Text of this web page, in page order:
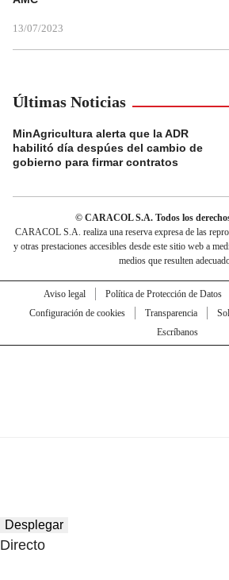
13/07/2023
Últimas Noticias
MinAgricultura alerta que la ADR
habilitó día despúes del cambio de
gobierno para firmar contratos
© CARACOL S.A. Todos los
CARACOL S.A. realiza una reserva expresa de las
y otras prestaciones accesibles desde este sitio web a
medios que resulten
Aviso legal Política de Protección de Datos
Configuración de cookies
Transparencia
Escríbanos
Desplegar
Directo